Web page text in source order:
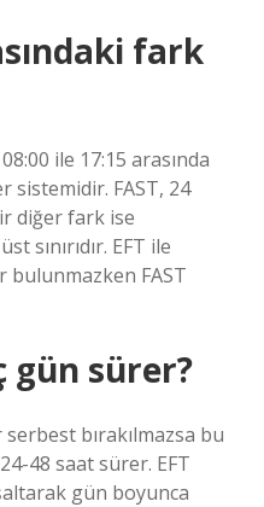
fark
ile 17:15 arasında
sistemidir. FAST, 24
diğer fark ise
sınırıdır. EFT ile
bulunmazken FAST
gün sürer?
bırakılmazsa bu
48 saat sürer. EFT
gün boyunca